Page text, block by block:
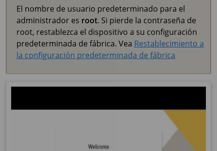
El nombre de usuario predeterminado para el
administrador es root. Si pierde la contraseña de
root, restablezca el dispositivo a su configuración
predeterminada de fábrica. Vea Restablecimiento a
la configuración predeterminada de fábrica